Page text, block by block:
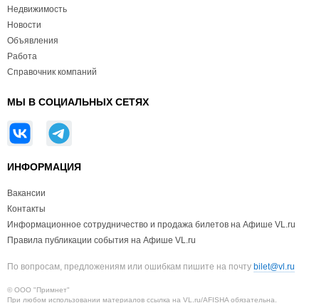
Недвижимость
Новости
Объявления
Работа
Справочник компаний
МЫ В СОЦИАЛЬНЫХ СЕТЯХ
ИНФОРМАЦИЯ
Вакансии
Контакты
Информационное сотрудничество и продажа билетов на Афише VL.ru
Правила публикации события на Афише VL.ru
По вопросам, предложениям или ошибкам пишите на почту bilet@vl.ru
© ООО "Примнет"
При любом использовании материалов ссылка на VL.ru/AFISHA обязательна.